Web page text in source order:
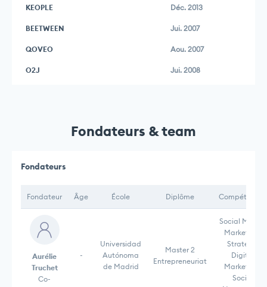
KEOPLE Déc. 2013
BEETWEEN Jui. 2007
QOVEO Aou. 2007
O2J Jui. 2008
Fondateurs & team
Fondateurs
Fondateur Âge École Diplôme Compétences
Aurélie
Truchet
Co-
-
Universidad
Autónoma
de Madrid
Master 2
Entrepreneuriat
Social Media,
Marketing,
Strategy,
Digital
Marketing,
Social